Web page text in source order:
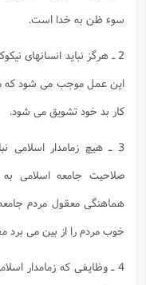
سوء ظن به خدا است.
2 ـ هرگز نباید انسانهاى
این عمل موجب مى شود که
کار بد خود تشویق مى شود.
3 ـ هیچ زمامدار اسلامى
صلاحیت جامعه اسلامى
هماهنگى معقول مردم
خوب مردم را از بین مى برد
4 ـ وظایفى که زمامدار